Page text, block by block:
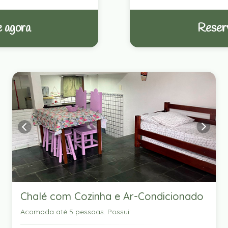
agora
Chalé com Cozinha e Ar-Condicionado
Acomoda até 5 pessoas. Possui: